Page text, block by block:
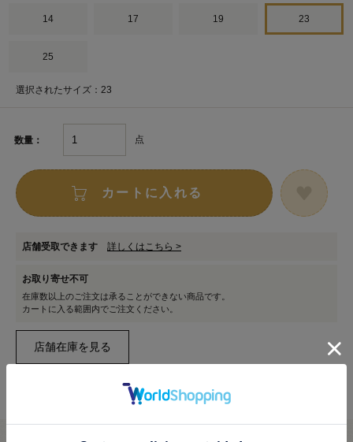
14 17 19 23
25
選択されたサイズ：23
数量： 点
カートに入れる
店舗受取できます 詳しくはこちら >
お取り寄せ不可
在庫数以上のご注文は承ることができない商品です。
カートに入る範囲内でご注文ください。